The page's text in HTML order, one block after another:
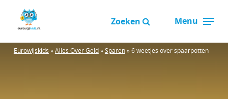
Overslaan
Zoeken Menu
Eurowijskids »Alles Over Geld»Sparen»6 weetjes over spaarpottenMenu